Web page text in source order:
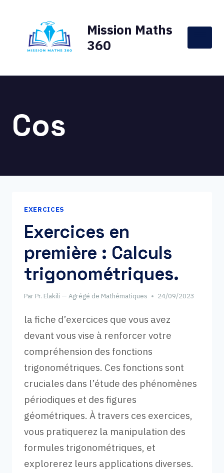
contenu
Mission Maths
360
Cos
EXERCICES
Exercices en
première : Calculs
trigonométriques.
Par Pr. Elakili — Agrégé de Mathématiques 24/09/2023
la fiche d’exercices que vous avez
devant vous vise à renforcer votre
compréhension des fonctions
trigonométriques. Ces fonctions sont
cruciales dans l’étude des phénomènes
périodiques et des figures
géométriques. À travers ces exercices,
vous pratiquerez la manipulation des
formules trigonométriques, et
explorerez leurs applications diverses.